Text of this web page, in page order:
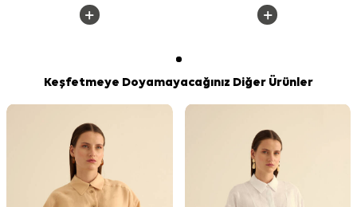
Keşfetmeye Doyamayacağınız Diğer Ürünler